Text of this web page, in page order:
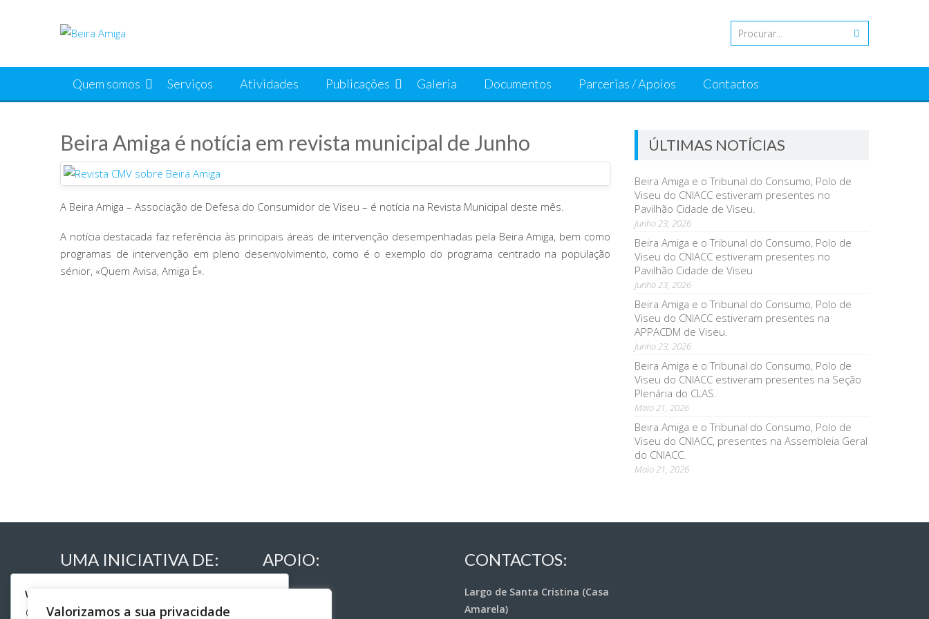
Valorizamos a sua privacidade
Quem somos Serviços Atividades Publicações Galeria Documentos Parcerias / Apoios Contactos
Beira Amiga é notícia em revista municipal de Junho
A Beira Amiga – Associação de Defesa do Consumidor de Viseu – é notícia na Revista Municipal deste mês.
A notícia destacada faz referência às principais áreas de intervenção desempenhadas pela Beira Amiga, bem como
programas de intervenção em pleno desenvolvimento, como é o exemplo do programa centrado na população
sénior, «Quem Avisa, Amiga É».
ÚLTIMAS NOTÍCIAS
Beira Amiga e o Tribunal do Consumo, Polo de
Viseu do CNIACC estiveram presentes no
Pavilhão Cidade de Viseu.
Junho 23, 2026
Beira Amiga e o Tribunal do Consumo, Polo de
Viseu do CNIACC estiveram presentes no
Pavilhão Cidade de Viseu
Junho 23, 2026
Beira Amiga e o Tribunal do Consumo, Polo de
Viseu do CNIACC estiveram presentes na
APPACDM de Viseu.
Junho 23, 2026
Beira Amiga e o Tribunal do Consumo, Polo de
Viseu do CNIACC estiveram presentes na Seção
Plenária do CLAS.
Maio 21, 2026
Beira Amiga e o Tribunal do Consumo, Polo de
Viseu do CNIACC, presentes na Assembleia Geral
do CNIACC.
Maio 21, 2026
UMA INICIATIVA DE: APOIO: CONTACTOS:
Largo de Santa Cristina (Casa
Amarela)
We respect your privacy
Cookies help us improve your experience, deliver